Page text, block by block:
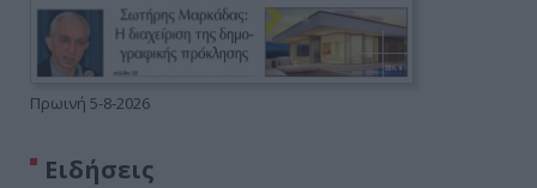
Πρωινή 5-8-2026
Ειδήσεις